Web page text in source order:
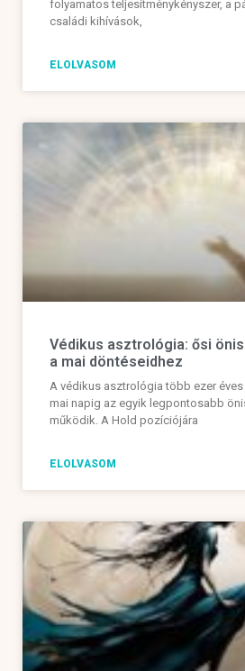
folyamatos teljesítménykényszer, a
családi kihívások,
ELOLVASOM
Védikus asztrológia: ősi
a mai döntéseidhez
A védikus asztrológia több ezer
mai napig az egyik legpontosabb
működik. A Hold pozíciójára
ELOLVASOM